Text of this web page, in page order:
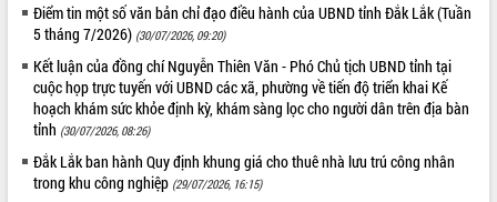
Điểm tin một số văn bản chỉ đạo điều hành của UBND tỉnh Đắk Lắk (Tuần
5 tháng 7/2026) (30/07/2026, 09:20)
Kết luận của đồng chí Nguyễn Thiên Văn - Phó Chủ tịch UBND tỉnh tại
cuộc họp trực tuyến với UBND các xã, phường về tiến độ triển khai Kế
hoạch khám sức khỏe định kỳ, khám sàng lọc cho người dân trên địa bàn
tỉnh (30/07/2026, 08:26)
Đắk Lắk ban hành Quy định khung giá cho thuê nhà lưu trú công nhân
trong khu công nghiệp (29/07/2026, 16:15)